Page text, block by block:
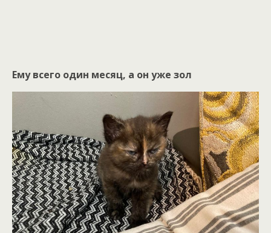
Ему всего один месяц, а он уже зол